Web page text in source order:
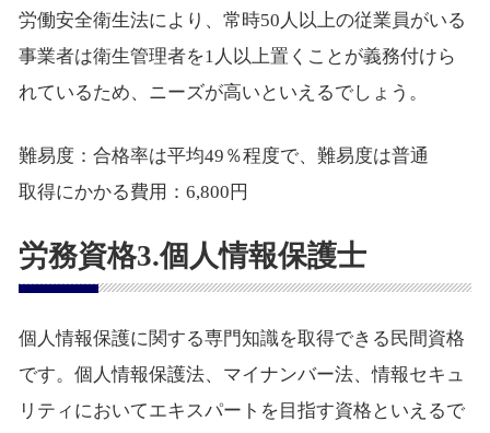
労働安全衛生法により、常時50人以上の従業員がいる
事業者は衛生管理者を1人以上置くことが義務付けら
れているため、ニーズが高いといえるでしょう。
難易度：合格率は平均49％程度で、難易度は普通
取得にかかる費用：6,800円
労務資格3.個人情報保護士
個人情報保護に関する専門知識を取得できる民間資格
です。個人情報保護法、マイナンバー法、情報セキュ
リティにおいてエキスパートを目指す資格といえるで